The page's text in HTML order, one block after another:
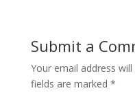
o
o
k
o
n
Submit a
Your email address
fields are marked *